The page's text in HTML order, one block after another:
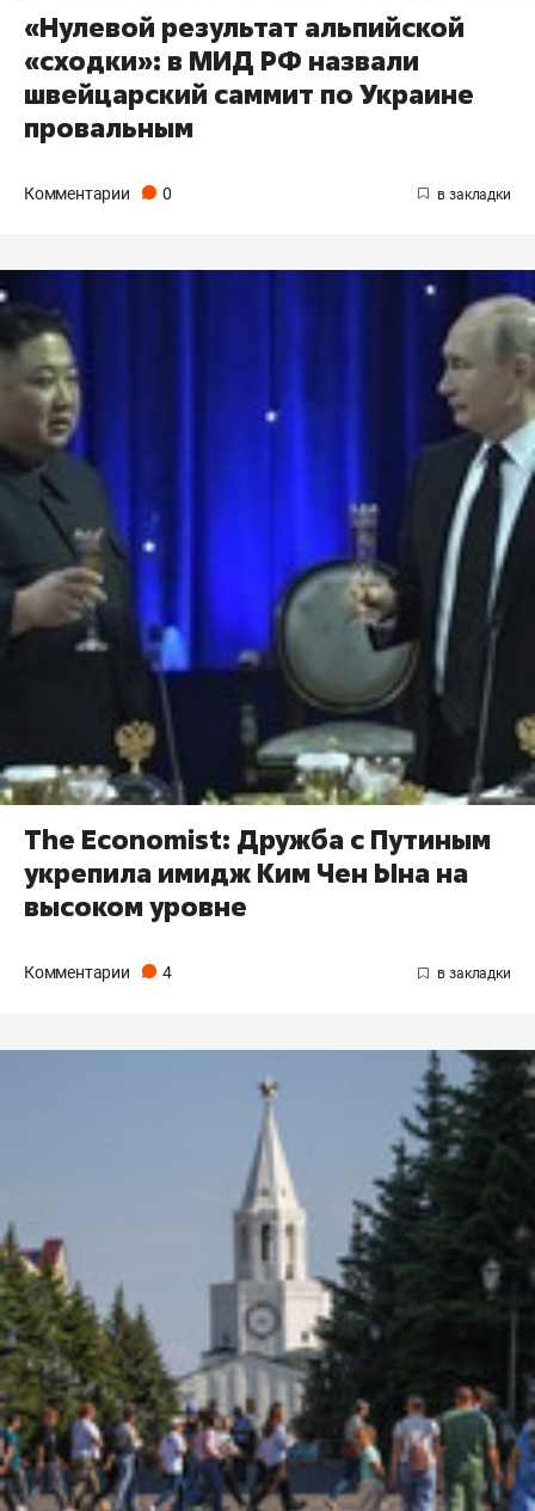
«Нулевой результат альпийской
«сходки»: в МИД РФ назвали
швейцарский саммит по Украине
провальным
Комментарии 0
The Economist: Дружба с Путиным
укрепила имидж Ким Чен Ына на
высоком уровне
Комментарии 4